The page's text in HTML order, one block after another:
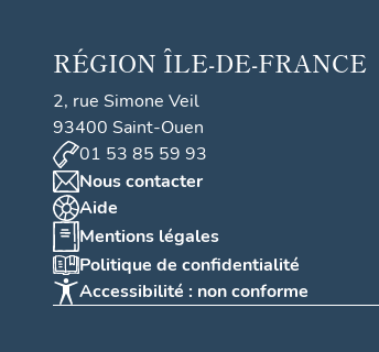
RÉGION ÎLE-DE-FRANCE
2, rue Simone Veil
93400 Saint-Ouen
01 53 85 59 93
Nous contacter
Aide
Mentions légales
Politique de confidentialité
Accessibilité : non conforme